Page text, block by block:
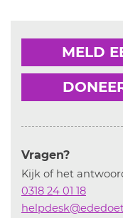
MELD
Vragen?
Kijk of het
0318 24 01 18